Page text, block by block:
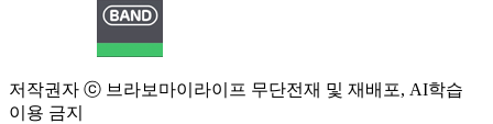
저작권자 ⓒ 브라보마이라이프 무단전재 및 재배포, AI학습
이용 금지